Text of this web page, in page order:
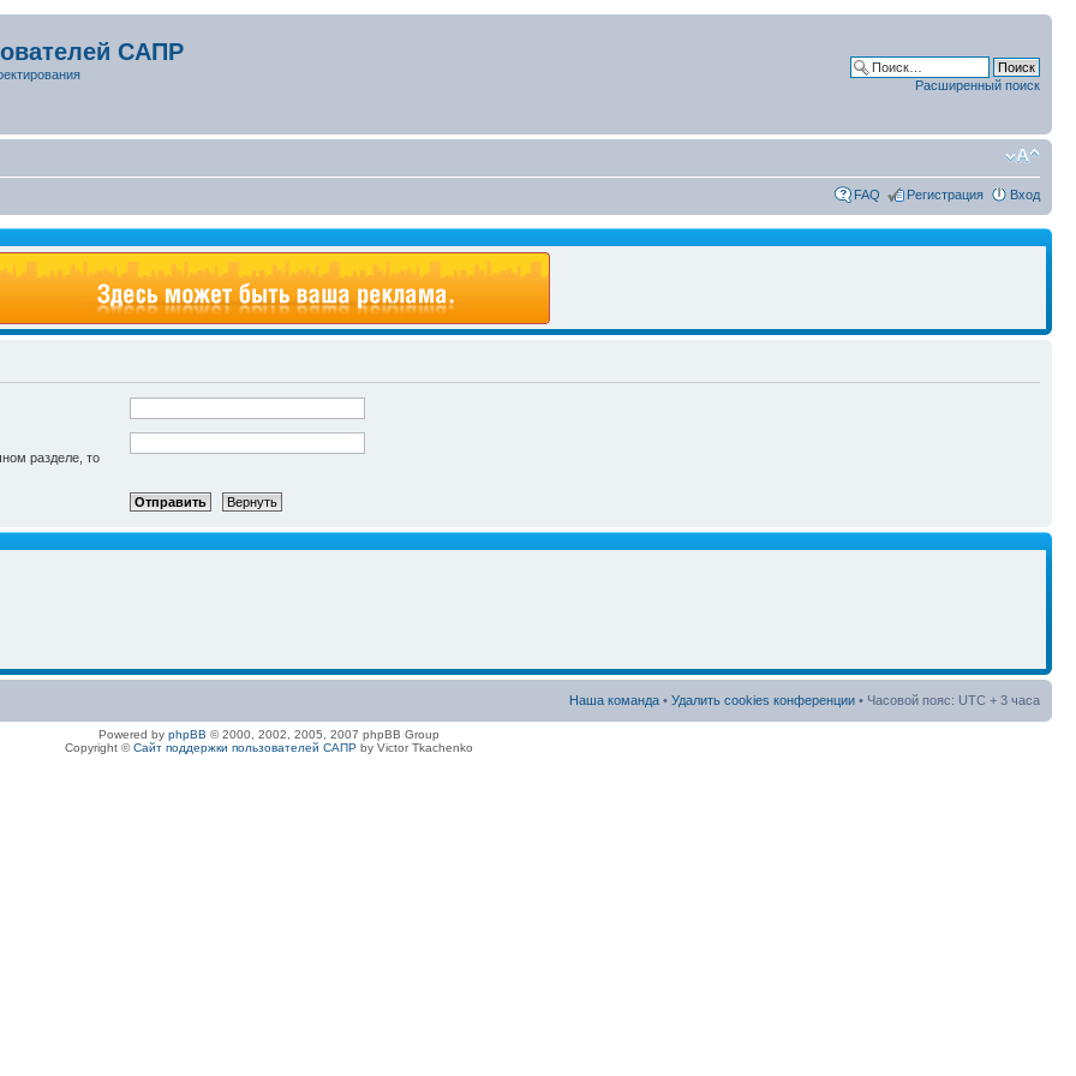
САПР
Расширенный поиск
FAQ Регистрация Вход
разделе, то
Наша команда • Удалить cookies конференции • Часовой пояс: UTC + 3 часа
Powered by phpBB © 2000, 2002, 2005, 2007 phpBB Group
Copyright ©Сайт поддержки пользователей САПР by Victor Tkachenko